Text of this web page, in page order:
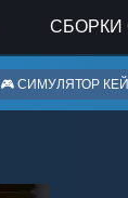
СБОРКИ
🎮 СИМУЛЯТОР